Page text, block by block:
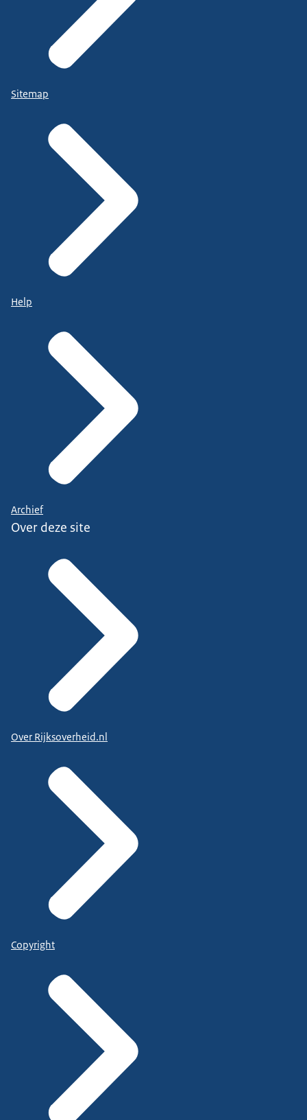
Sitemap
Help
Archief
Over deze site
Over Rijksoverheid.nl
Copyright